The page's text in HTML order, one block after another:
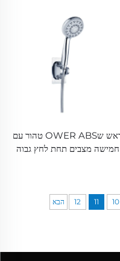
בורר
ראש שOWER ABS טהור עם
חמישה מצבים תחת לחץ גבוה
10
11
12 הבא